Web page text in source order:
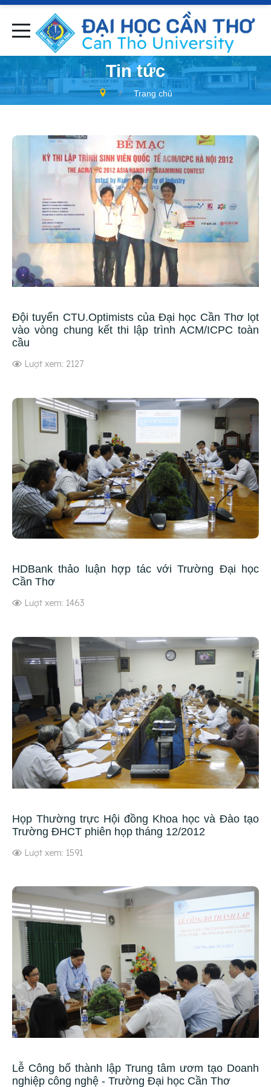
Tin tức
Trang chủ
Đội tuyển CTU.Optimists của Đại học Cần Thơ lọt
vào vòng chung kết thi lập trình ACM/ICPC toàn
cầu
Lượt xem: 2127
HDBank thảo luận hợp tác với Trường Đại học
Cần Thơ
Lượt xem: 1463
Họp Thường trực Hội đồng Khoa học và Đào tạo
Trường ĐHCT phiên họp tháng 12/2012
Lượt xem: 1591
Lễ Công bố thành lập Trung tâm ươm tạo Doanh
nghiệp công nghệ - Trường Đại học Cần Thơ